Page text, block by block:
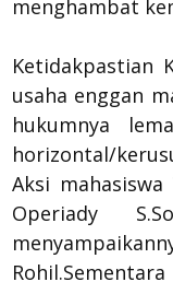
menghambat
Ketidakpastian
usaha enggan
hukumnya
horizontal/
Aksi
Operiady